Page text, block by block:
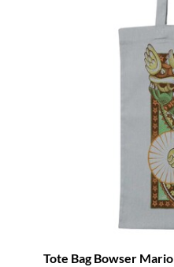
Tote Bag Bowser Mario